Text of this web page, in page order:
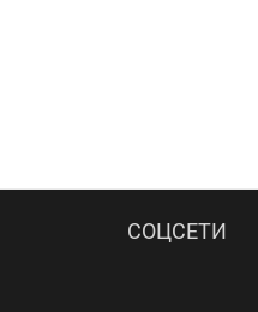
СОЦСЕТИ